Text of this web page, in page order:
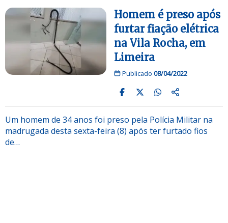
Homem é preso após
furtar fiação elétrica
na Vila Rocha, em
Limeira
Publicado 08/04/2022
Um homem de 34 anos foi preso pela Polícia Militar na
madrugada desta sexta-feira (8) após ter furtado fios
de…